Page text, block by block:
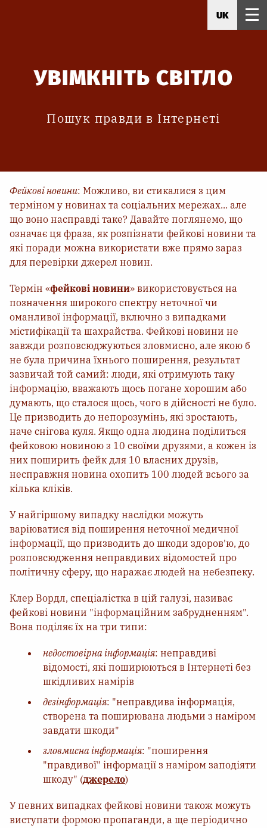
UK
УВІМКНІТЬ СВІТЛО
Пошук правди в Інтернеті
Фейкові новини: Можливо, ви стикалися з цим
терміном у новинах та соціальних мережах... але
що воно насправді таке? Давайте поглянемо, що
означає ця фраза, як розпізнати фейкові новини та
які поради можна використати вже прямо зараз
для перевірки джерел новин.
Термін «фейкові новини» використовується на
позначення широкого спектру неточної чи
оманливої інформації, включно з випадками
містифікації та шахрайства. Фейкові новини не
завжди розповсюджуються зловмисно, але якою б
не була причина їхнього поширення, результат
зазвичай той самий: люди, які отримують таку
інформацію, вважають щось погане хорошим або
думають, що сталося щось, чого в дійсності не було.
Це призводить до непорозумінь, які зростають,
наче снігова куля. Якщо одна людина поділиться
фейковою новиною з 10 своїми друзями, а кожен із
них поширить фейк для 10 власних друзів,
несправжня новина охопить 100 людей всього за
кілька кліків.
У найгіршому випадку наслідки можуть
варіюватися від поширення неточної медичної
інформації, що призводить до шкоди здоров'ю, до
розповсюдження неправдивих відомостей про
політичну сферу, що наражає людей на небезпеку.
Клер Вордл, спеціалістка в цій галузі, називає
фейкові новини "інформаційним забрудненням".
Вона поділяє їх на три типи:
недостовірна інформація: неправдиві
відомості, які поширюються в Інтернеті без
шкідливих намірів
дезінформація: "неправдива інформація,
створена та поширювана людьми з наміром
завдати шкоди"
зловмисна інформація: "поширення
"правдивої" інформації з наміром заподіяти
шкоду" (джерело)
У певних випадках фейкові новини також можуть
виступати формою пропаганди, а ще періодично